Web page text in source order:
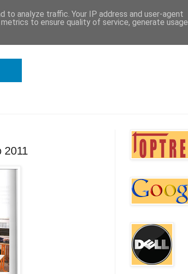
2011
analyze traffic. Your IP address and user-agent
to ensure quality of service, generate usage